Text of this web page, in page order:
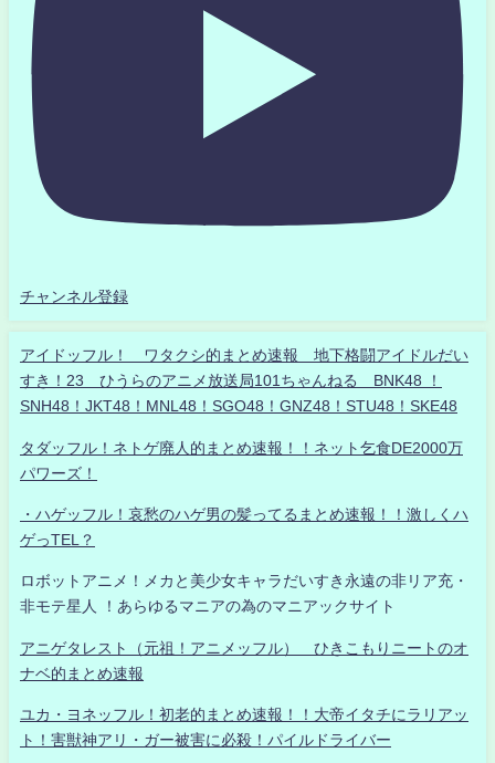
チャンネル登録
アイドッフル！ ワタクシ的まとめ速報 地下格闘アイドルだい
すき！23 ひうらのアニメ放送局101ちゃんねる BNK48 ！
SNH48！JKT48！MNL48！SGO48！GNZ48！STU48！SKE48
タダッフル！ネトゲ廃人的まとめ速報！！ネット乞食DE2000万
パワーズ！
・ハゲッフル！哀愁のハゲ男の髪ってるまとめ速報！！激しくハ
ゲっTEL？
ロボットアニメ！メカと美少女キャラだいすき永遠の非リア充・
非モテ星人 ！あらゆるマニアの為のマニアックサイト
アニゲタレスト（元祖！アニメッフル） ひきこもりニートのオ
ナベ的まとめ速報
ユカ・ヨネッフル！初老的まとめ速報！！大帝イタチにラリアッ
ト！害獣神アリ・ガー被害に必殺！パイルドライバー